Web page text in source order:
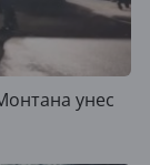
унес